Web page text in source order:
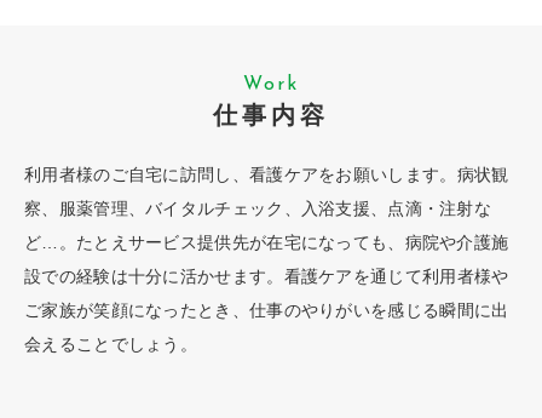
Work
仕事内容
利用者様のご自宅に訪問し、看護ケアをお願いします。 病状観
察、服薬管理、バイタルチェック、入浴支援、点滴・注射な
ど…。たとえサービス提供先が在宅になっても、病院や介護施
設での経験は十分に活かせます。 看護ケアを通じて利用者様や
ご家族が笑顔になったとき、 仕事のやりがいを感じる瞬間に出
会えることでしょう。